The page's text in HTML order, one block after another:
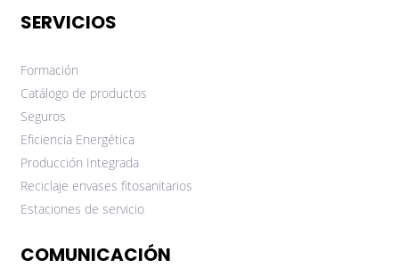
SERVICIOS
Formación
Catálogo de productos
Seguros
Eficiencia Energética
Producción Integrada
Reciclaje envases fitosanitarios
Estaciones de servicio
COMUNICACIÓN